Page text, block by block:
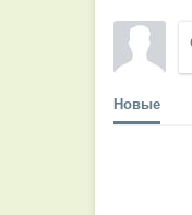
Новые